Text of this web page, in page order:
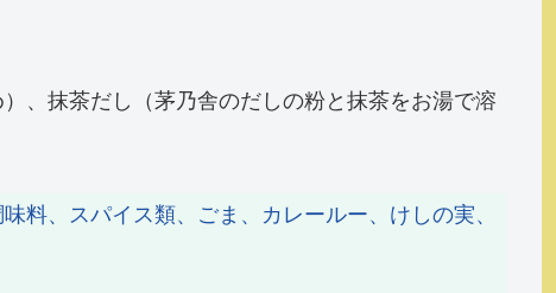
、抹茶だし（茅乃舎のだしの粉と抹茶をお湯で溶
料、スパイス類、ごま、カレールー、けしの実、